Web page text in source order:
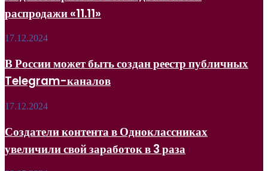
Ozon
подвели
распродажи
распродажи «11.11»
В
может
быть
создан
реестр
публичных
Telegram-
17.12.2024
В России может быть создан реестр публичных
Telegram-каналов
Создатели
в
Одноклассниках
увеличили
17.12.2024
Создатели контента в Одноклассниках
увеличили свой заработок в 3 раза